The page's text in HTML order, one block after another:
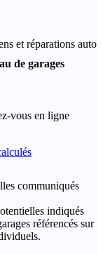
et réparations auto
de garages
vous en ligne
communiqués
indiqués
référencés sur